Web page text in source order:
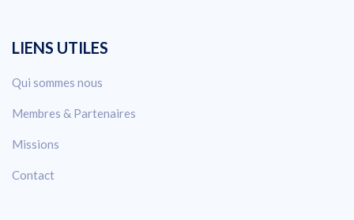
LIENS UTILES
Qui sommes nous
Membres & Partenaires
Missions
Contact